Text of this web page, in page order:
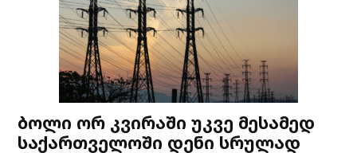
ბოლი ორ კვირაში უკვე მესამედ
საქართველოში დენი სრულად